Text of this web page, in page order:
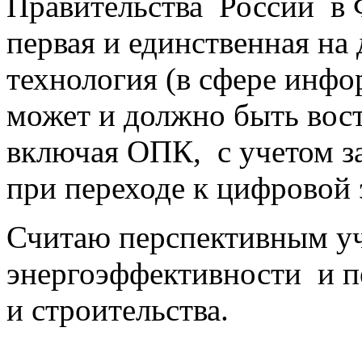
первая и единственная
технология (в сфере
может и должно быть
включая ОПК, с учетом
при переходе к цифровой
Считаю перспективным
энергоэффективности и
и строительства.